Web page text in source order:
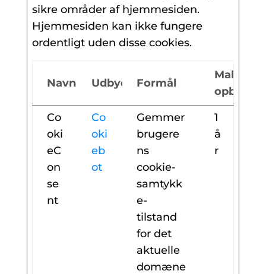
sikre områder af hjemmesiden.
Hjemmesiden kan ikke fungere
ordentligt uden disse cookies.
Navn UdbyderFormål
Co
oki
eC
on
se
nt
Co
oki
eb
ot
Gemmer
brugere
ns
cookie-
samtykk
e-
tilstand
for det
aktuelle
domæne
1
å
r